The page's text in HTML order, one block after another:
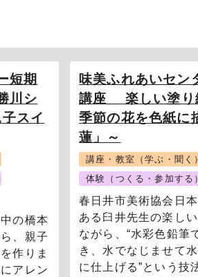
短期
川シ
スイ
の橋本
、親子
作りま
アレン
味美ふれあいセン
講座 楽しい塗り
季節の花を色紙に
蓮」～
講座・教室（学ぶ・聞く）
体験（つくる・参加する）
春日井市美術協会日
ある臼井先生の楽し
ながら、“水彩色鉛筆
き、水でなじませて
に仕上げる”という技